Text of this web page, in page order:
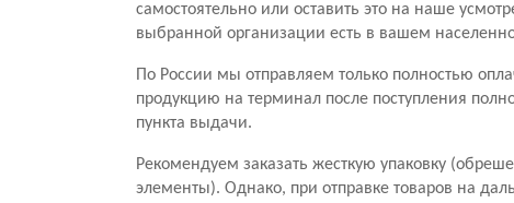
самостоятельно или оставить это на наше
выбранной организации есть в вашем
По России мы отправляем только полностью
продукцию на терминал после поступления
пункта выдачи.
Рекомендуем заказать жесткую упаковку
элементы). Однако, при отправке товаров на